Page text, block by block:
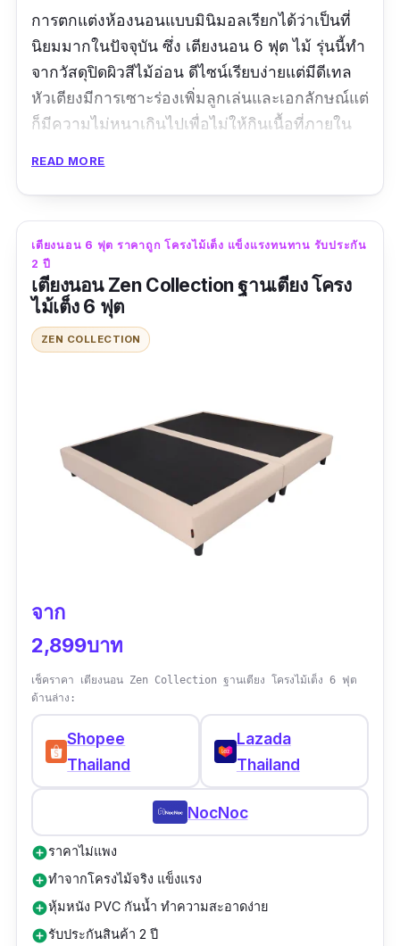
การตกแต่งห้องนอนแบบมินิมอลเรียกได้ว่าเป็นที่
นิยมมากในปัจจุบัน ซึ่ง เตียงนอน 6 ฟุต ไม้ รุ่นนี้ทำ
จากวัสดุปิดผิวสีไม้อ่อน ดีไซน์เรียบง่ายแต่มีดีเทล
หัวเตียงมีการเซาะร่องเพิ่มลูกเล่นและเอกลักษณ์แต่
ก็มีความไม่หนาเกินไปเพื่อไม่ให้กินเนื้อที่ภายใน
ใครที่ชอบตกแต่งห้องแนวสีเอิร์ธโทน สีไม้และสี
ขาวสบายตา น่าจะต้องถูกใจเตียงนอน 6 ฟุตสวย ๆ
รุ่นนี้อย่างแน่นอน
รีวิวจากผู้ใช้จริง
ดีมากเลยค่ะ สินค้าครบถ้วน สวยงาม พนักงาน
READ MORE
เตียงนอน 6 ฟุต ราคาถูก โครงไม้เต็ง แข็งแรงทนทาน รับประกัน
2 ปี
เตียงนอน Zen Collection ฐานเตียง โครง
ไม้เต็ง 6 ฟุต
ZEN COLLECTION
จาก
2,899บาท
เช็คราคา เตียงนอน Zen Collection ฐานเตียง โครงไม้เต็ง 6 ฟุต
ด้านล่าง:
Shopee
Thailand
Lazada
Thailand
NocNoc
add_circleราคาไม่แพง
add_circleทำจากโครงไม้จริง แข็งแรง
add_circleหุ้มหนัง PVC กันน้ำ ทำความสะอาดง่าย
add_circleรับประกันสินค้า 2 ปี